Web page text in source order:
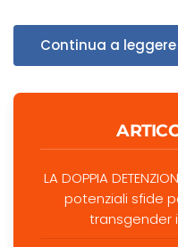
Continua a leggere
LA DOPPIA
potenziali sfide
transgender